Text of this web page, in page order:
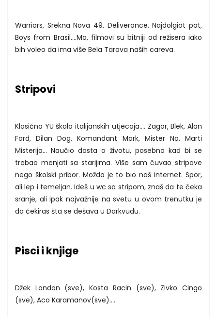
Warriors, Srekna Nova 49, Deliverance, Najdolgiot pat,
Boys from Brasil....Ma, filmovi su bitniji od režisera iako
bih voleo da ima više Bela Tarova naših careva.
Stripovi
Klasična YU škola italijanskih utjecaja.... Zagor, Blek, Alan
Ford, Dilan Dog, Komandant Mark, Mister No, Marti
Misterija... Naučio dosta o životu, posebno kad bi se
trebao menjati sa starijima. Više sam čuvao stripove
nego školski pribor. Možda je to bio naš internet. Spor,
ali lep i temeljan. Ideš u wc sa stripom, znaš da te čeka
sranje, ali ipak najvažnije na svetu u ovom trenutku je
da čekiras šta se dešava u Darkvudu.
Pisci i knjige
Džek London (sve), Kosta Racin (sve), Zivko Cingo
(sve), Aco Karamanov(sve)....